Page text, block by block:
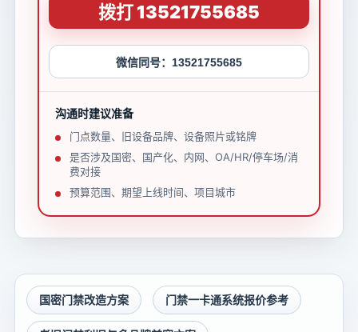
拨打 13521755685
微信同号：13521755685
沟通时建议准备
门点数量、旧设备品牌、设备照片或铭牌
是否涉及国密、国产化、内网、OA/HR/停车场/消
费对接
预算范围、期望上线时间、项目城市
国密门禁改造方案 门禁一卡通系统报价参考